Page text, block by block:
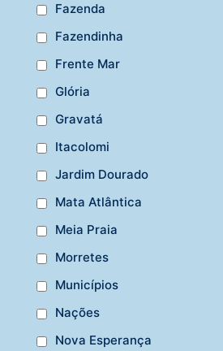
Fazenda
Fazendinha
Frente Mar
Glória
Gravatá
Itacolomi
Jardim Dourado
Mata Atlântica
Meia Praia
Morretes
Municípios
Nações
Nova Esperança